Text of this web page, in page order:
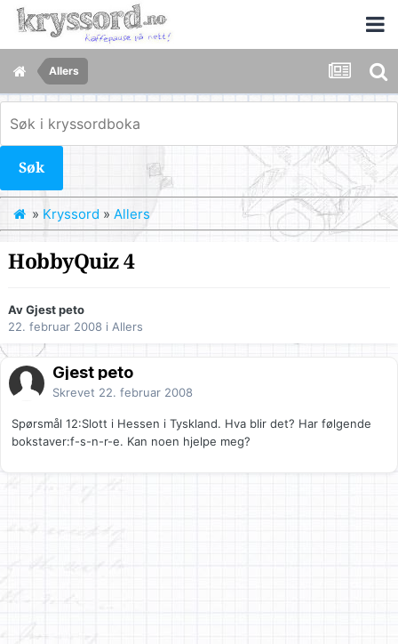
Allers
Søk
» Kryssord » Allers
HobbyQuiz 4
Av Gjest peto
22. februar 2008 i Allers
Gjest peto
Skrevet 22. februar 2008
Spørsmål 12:Slott i Hessen i Tyskland. Hva blir det? Har følgende
bokstaver:f-s-n-r-e. Kan noen hjelpe meg?